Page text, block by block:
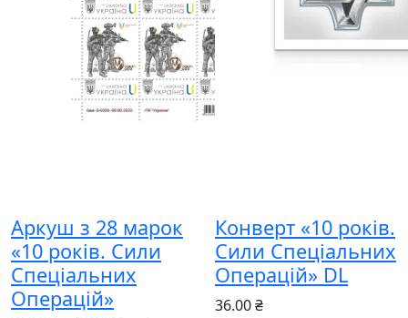
Аркуш з 28 марок
«10 років. Сили
Спеціальних
Операцій»
Конверт «10 років.
Сили Спеціальних
Операцій» DL
36.00 ₴